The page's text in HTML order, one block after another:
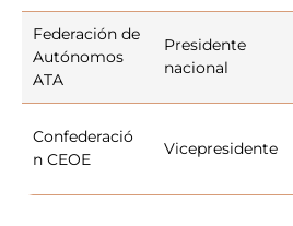
Federación de
Autónomos
ATA
Presidente
nacional
Confederació
n CEOE
Vicepresidente